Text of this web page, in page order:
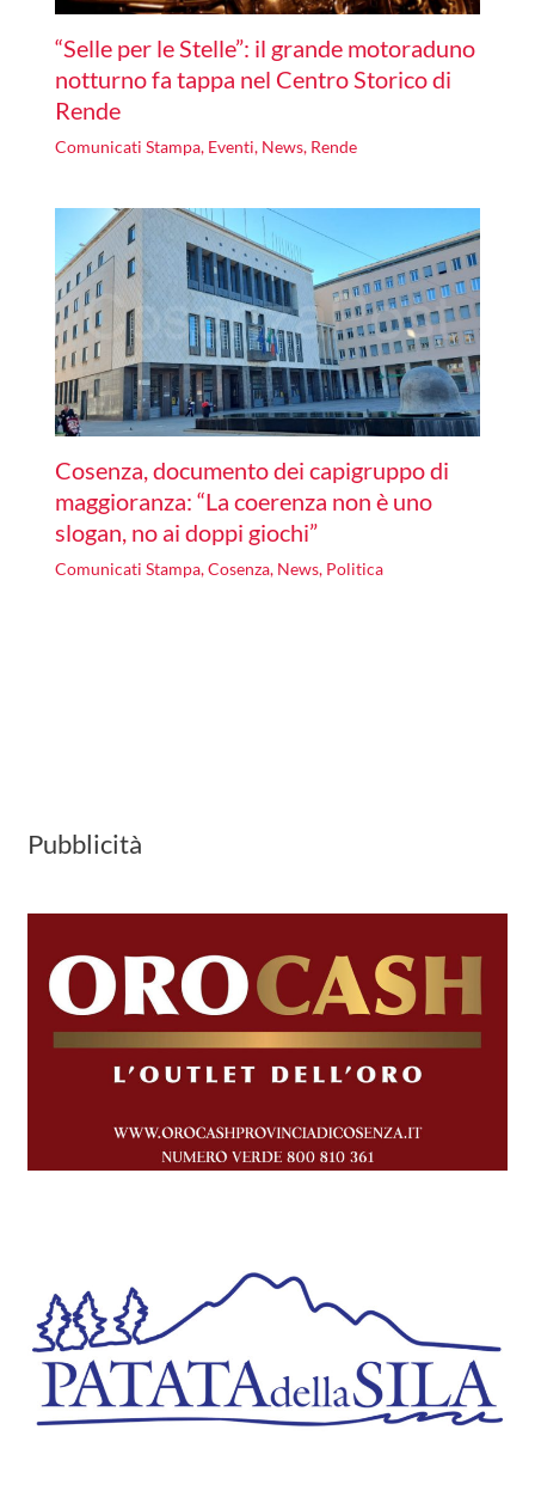
“Selle per le Stelle”: il grande motoraduno
notturno fa tappa nel Centro Storico di
Rende
Comunicati Stampa, Eventi, News, Rende
Cosenza, documento dei capigruppo di
maggioranza: “La coerenza non è uno
slogan, no ai doppi giochi”
Comunicati Stampa,Cosenza, News, Politica
Pubblicità